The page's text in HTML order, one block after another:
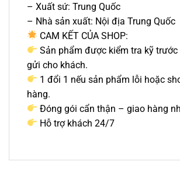
– Xuất sứ: Trung Quốc
– Nhà sản xuất: Nội địa Trung Quốc
CAM KẾT CỦA SHOP:
Sản phẩm được kiểm tra kỹ
gửi cho khách.
1 đổi 1 nếu sản phẩm lỗi hoặc
hàng.
Đóng gói cẩn thận – giao hàng
Hỗ trợ khách 24/7